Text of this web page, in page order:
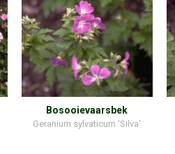
Bosooievaarsbek
Geranium sylvaticum 'Silva'